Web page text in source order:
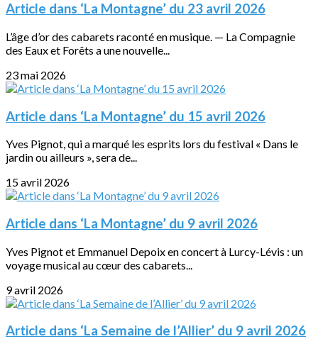
Article dans ‘La Montagne’ du 23 avril 2026
L’âge d’or des cabarets raconté en musique. — La Compagnie
des Eaux et Forêts a une nouvelle...
23 mai 2026
Article dans ‘La Montagne’ du 15 avril 2026
Yves Pignot, qui a marqué les esprits lors du festival « Dans le
jardin ou ailleurs », sera de...
15 avril 2026
Article dans ‘La Montagne’ du 9 avril 2026
Yves Pignot et Emmanuel Depoix en concert à Lurcy-Lévis : un
voyage musical au cœur des cabarets...
9 avril 2026
Article dans ‘La Semaine de l’Allier’ du 9 avril 2026